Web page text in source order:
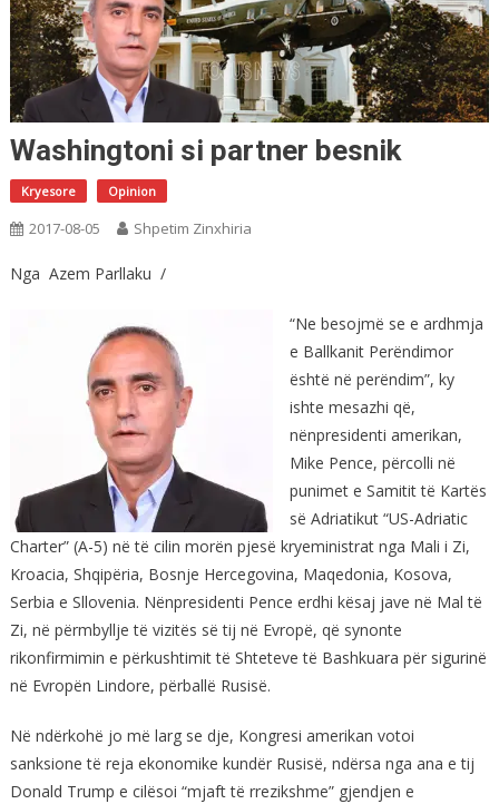
Washingtoni si partner besnik
Kryesore Opinion
2017-08-05 Shpetim Zinxhiria
Nga Azem Parllaku /
“Ne besojmë se e ardhmja
e Ballkanit Perëndimor
është në perëndim”, ky
ishte mesazhi që,
nënpresidenti amerikan,
Mike Pence, përcolli në
punimet e Samitit të Kartës
së Adriatikut “US-Adriatic
Charter” (A-5) në të cilin morën pjesë kryeministrat nga Mali i Zi,
Kroacia, Shqipëria, Bosnje Hercegovina, Maqedonia, Kosova,
Serbia e Sllovenia. Nënpresidenti Pence erdhi kësaj jave në Mal të
Zi, në përmbyllje të vizitës së tij në Evropë, që synonte
rikonfirmimin e përkushtimit të Shteteve të Bashkuara për sigurinë
në Evropën Lindore, përballë Rusisë.
Në ndërkohë jo më larg se dje, Kongresi amerikan votoi
sanksione të reja ekonomike kundër Rusisë, ndërsa nga ana e tij
Donald Trump e cilësoi “mjaft të rrezikshme” gjendjen e